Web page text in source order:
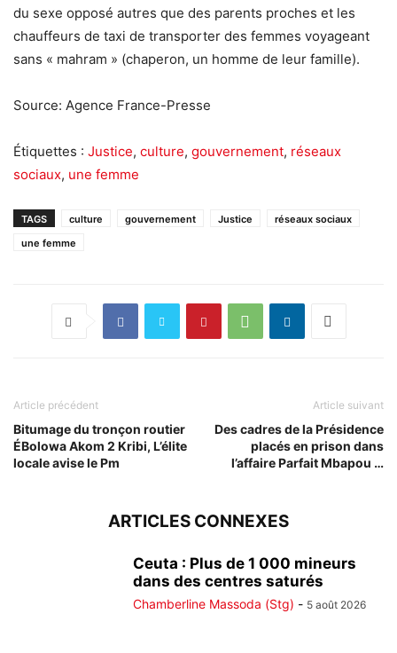
du sexe opposé autres que des parents proches et les
chauffeurs de taxi de transporter des femmes voyageant
sans « mahram » (chaperon, un homme de leur famille).
Source: Agence France-Presse
Étiquettes : Justice, culture, gouvernement, réseaux
sociaux, une femme
TAGS culture gouvernement Justice
réseaux sociaux
une femme
Article précédent
Bitumage du tronçon routier
ÉBolowa Akom 2 Kribi, L’élite
locale avise le Pm
Article suivant
Des cadres de la Présidence
placés en prison dans
l’affaire Parfait Mbapou …
ARTICLES CONNEXES
Ceuta : Plus de 1 000 mineurs
dans des centres saturés
Chamberline Massoda (Stg) - 5 août 2026